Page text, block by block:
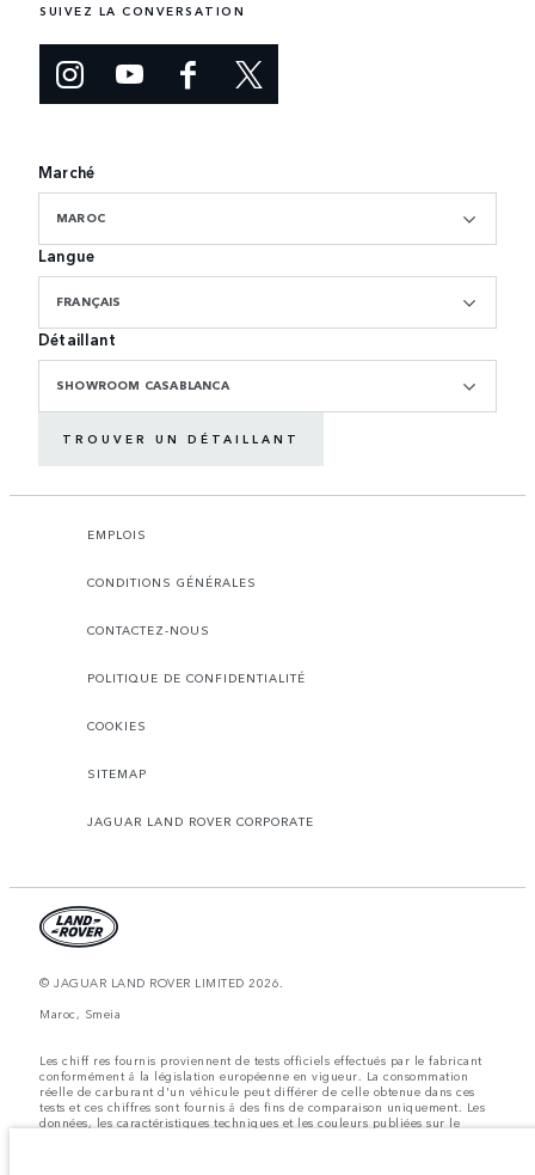
SUIVEZ LA CONVERSATION
Marché
MAROC
Langue
FRANÇAIS
Détaillant
SHOWROOM CASABLANCA
TROUVER UN DÉTAILLANT
EMPLOIS
CONDITIONS GÉNÉRALES
CONTACTEZ-NOUS
POLITIQUE DE CONFIDENTIALITÉ
COOKIES
SITEMAP
JAGUAR LAND ROVER CORPORATE
© JAGUAR LAND ROVER LIMITED 2026.
Maroc, Smeia
Les chiff res fournis proviennent de tests officiels effectués par le fabricant
conformément å la législation européenne en vigueur. La consommation
réelle de carburant d'un véhicule peut différer de celle obtenue dans ces
tests et ces chiffres sont fournis å des fins de comparaison uniquement. Les
données, les caractéristiques techniques et les couleurs publiées sur le